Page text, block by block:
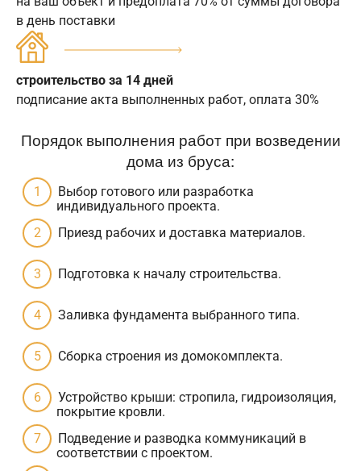
в день поставки
строительство за 14 дней
подписание акта выполненных работ, оплата 30%
Порядок выполнения работ при возведении
дома из бруса:
Выбор готового или разработка
индивидуального проекта.
Приезд рабочих и доставка материалов.
Подготовка к началу строительства.
Заливка фундамента выбранного типа.
Сборка строения из домокомплекта.
Устройство крыши: стропила, гидроизоляция,
покрытие кровли.
Подведение и разводка коммуникаций в
соответствии с проектом.